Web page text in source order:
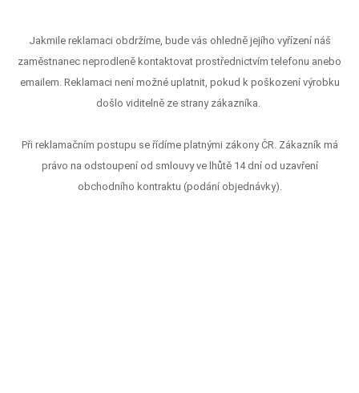
Jakmile reklamaci obdržíme, bude vás ohledně jejího vyřízení náš
zaměstnanec neprodleně kontaktovat prostřednictvím telefonu anebo
emailem. Reklamaci není možné uplatnit, pokud k poškození výrobku
došlo viditelně ze strany zákazníka.
Při reklamačním postupu se řídíme platnými zákony ČR. Zákazník má
právo na odstoupení od smlouvy ve lhůtě 14 dní od uzavření
obchodního kontraktu (podání objednávky).